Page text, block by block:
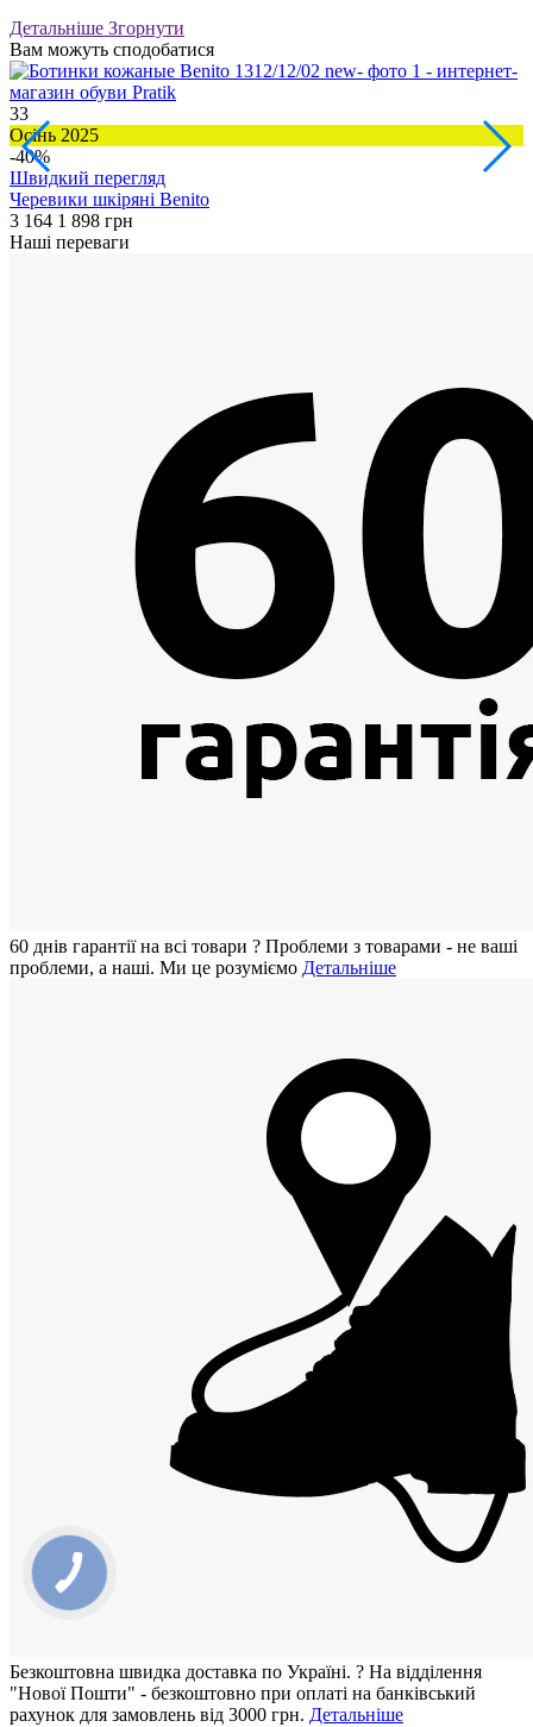
Детальніше Згорнути
Вам можуть сподобатися
33
Осінь 2025
-40%
Швидкий перегляд
Черевики шкіряні Benito
3 164 1 898 грн
Наші переваги
60 днiв гарантії на всi товари ? Проблеми з товарами - не ваші
проблеми, а наші. Ми це розуміємо Детальніше
Безкоштовна швидка доставка по Україні. ? На відділення
"Нової Пошти" - безкоштовно при оплаті на банківський
рахунок для замовлень від 3000 грн. Детальніше